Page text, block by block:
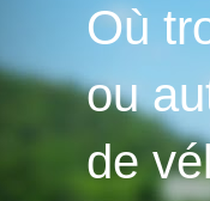
Où
ou
de